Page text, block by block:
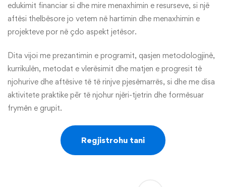
edukimit financiar si dhe mire menaxhimin e resurseve, si një
aftësi thelbësore jo vetem në hartimin dhe menaxhimin e
projekteve por në çdo aspekt jetësor.
Dita vijoi me prezantimin e programit, qasjen metodologjinë,
kurrikulën, metodat e vlerësimit dhe matjen e progresit të
njohurive dhe aftësive të të rinjve pjesëmarrës, si dhe me disa
aktivitete praktike pēr të njohur njëri-tjetrin dhe formësuar
frymën e grupit.
Regjistrohu tani